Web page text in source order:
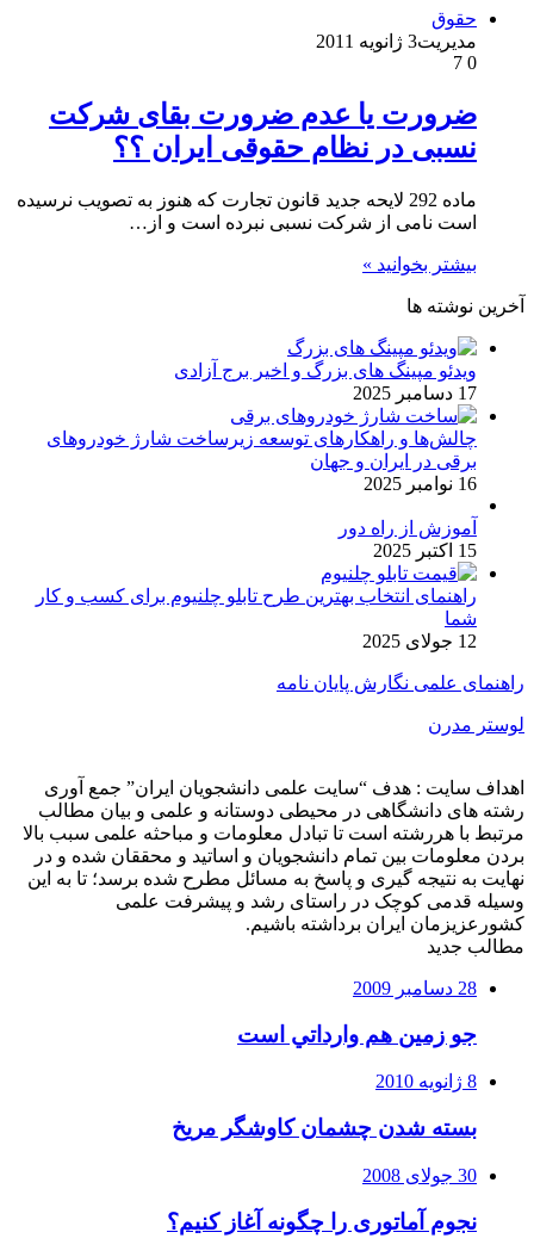
حقوق
مدیریت3 ژانویه 2011
0
ضرورت یا عدم ضرورت بقای شرکت
نسبی در نظام حقوقی ایران ؟؟
ماده 292 لایحه جدید قانون تجارت که هنوز به تصویب نرسیده
است نامی از شرکت نسبی نبرده است و از…
بیشتر بخوانید »
آخرین نوشته ها
ویدئو مپینگ های بزرگ و اخیر برج آزادی
17 دسامبر 2025
چالش‌ها و راهکارهای توسعه زیرساخت شارژ خودروهای
برقی در ایران و جهان
16 نوامبر 2025
آموزش از راه دور
15 اکتبر 2025
راهنمای انتخاب بهترین طرح تابلو چلنیوم برای کسب و کار
شما
12 جولای 2025
راهنمای علمی نگارش پایان نامه
لوستر مدرن
اهداف سایت : هدف “سایت علمی دانشجویان ایران” جمع آوری
رشته های دانشگاهی در محیطی دوستانه و علمی و بیان مطالب
مرتبط با هررشته است تا تبادل معلومات و مباحثه علمی سبب بالا
بردن معلومات بین تمام دانشجویان و اساتید و محققان شده و در
نهایت به نتیجه گیری و پاسخ به مسائل مطرح شده برسد؛ تا به این
وسیله قدمی کوچک در راستای رشد و پیشرفت علمی
کشورعزیزمان ایران برداشته باشیم.
مطالب جدید
28 دسامبر 2009
جو زمين هم وارداتي است
8 ژانویه 2010
بسته شدن چشمان کاوشگر مريخ
30 جولای 2008
نجوم آماتوری را چگونه آغاز کنیم؟